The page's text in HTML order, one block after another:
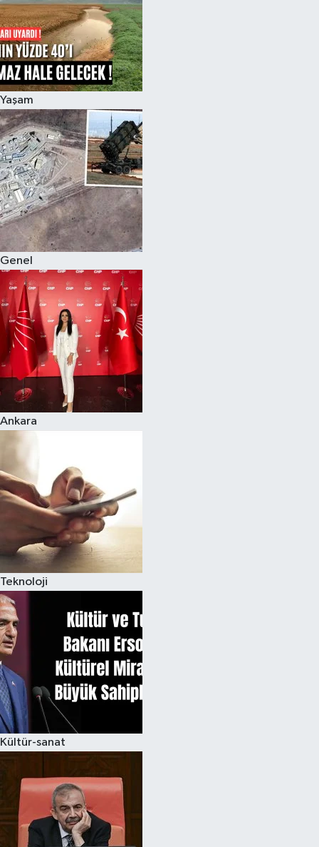
Yaşam
Genel
Ankara
Teknoloji
Kültür-sanat